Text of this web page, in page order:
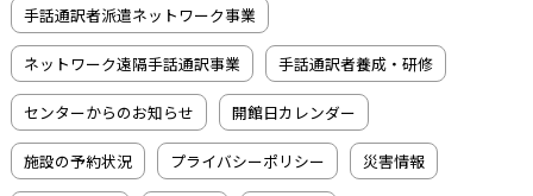
手話通訳者派遣ネットワーク事業
ネットワーク遠隔手話通訳事業 手話通訳者養成・研修
センターからのお知らせ 開館日カレンダー
施設の予約状況 プライバシーポリシー 災害情報